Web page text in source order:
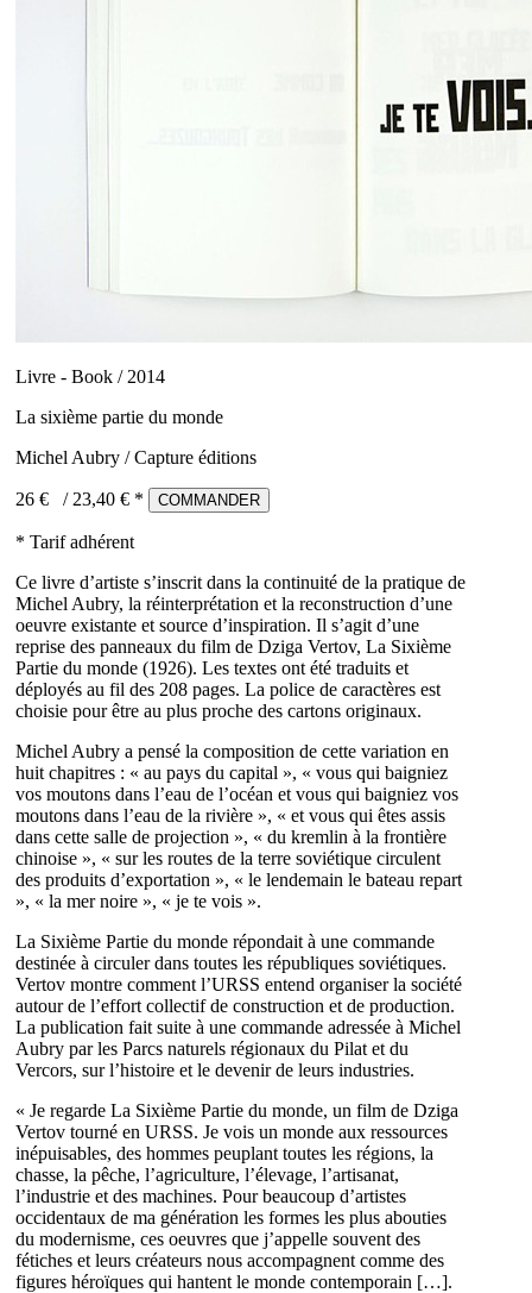
Livre - Book / 2014
La sixième partie du monde
Michel Aubry / Capture éditions
26 € / 23,40 € * COMMANDER
* Tarif adhérent
Ce livre d’artiste s’inscrit dans la continuité de la pratique de
Michel Aubry, la réinterprétation et la reconstruction d’une
oeuvre existante et source d’inspiration. Il s’agit d’une
reprise des panneaux du film de Dziga Vertov, La Sixième
Partie du monde (1926). Les textes ont été traduits et
déployés au fil des 208 pages. La police de caractères est
choisie pour être au plus proche des cartons originaux.
Michel Aubry a pensé la composition de cette variation en
huit chapitres : « au pays du capital », « vous qui baigniez
vos moutons dans l’eau de l’océan et vous qui baigniez vos
moutons dans l’eau de la rivière », « et vous qui êtes assis
dans cette salle de projection », « du kremlin à la frontière
chinoise », « sur les routes de la terre soviétique circulent
des produits d’exportation », « le lendemain le bateau repart
», « la mer noire », « je te vois ».
La Sixième Partie du monde répondait à une commande
destinée à circuler dans toutes les républiques soviétiques.
Vertov montre comment l’URSS entend organiser la société
autour de l’effort collectif de construction et de production.
La publication fait suite à une commande adressée à Michel
Aubry par les Parcs naturels régionaux du Pilat et du
Vercors, sur l’histoire et le devenir de leurs industries.
« Je regarde La Sixième Partie du monde, un film de Dziga
Vertov tourné en URSS. Je vois un monde aux ressources
inépuisables, des hommes peuplant toutes les régions, la
chasse, la pêche, l’agriculture, l’élevage, l’artisanat,
l’industrie et des machines. Pour beaucoup d’artistes
occidentaux de ma génération les formes les plus abouties
du modernisme, ces oeuvres que j’appelle souvent des
fétiches et leurs créateurs nous accompagnent comme des
figures héroïques qui hantent le monde contemporain […].